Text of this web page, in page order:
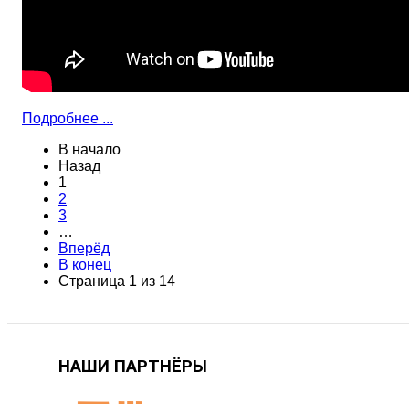
Подробнее ...
В начало
Назад
1
2
3
…
Вперёд
В конец
Страница 1 из 14
НАШИ ПАРТНЁРЫ